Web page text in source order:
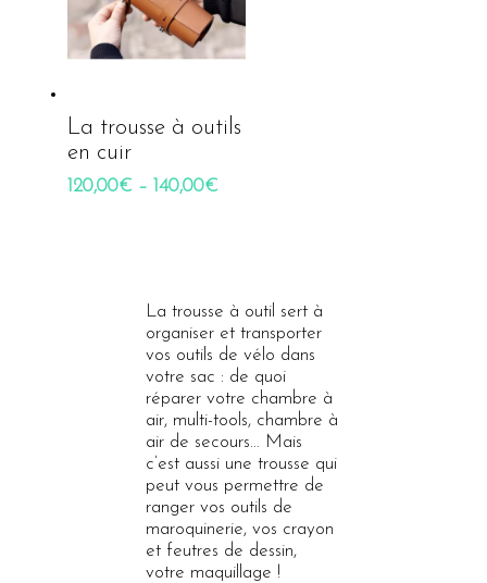
La trousse à outils
en cuir
120,00€ – 140,00€
La trousse à outil sert à
organiser et transporter
vos outils de vélo dans
votre sac : de quoi
réparer votre chambre à
air, multi-tools, chambre à
air de secours… Mais
c’est aussi une trousse qui
peut vous permettre de
ranger vos outils de
maroquinerie, vos crayon
et feutres de dessin,
votre maquillage !